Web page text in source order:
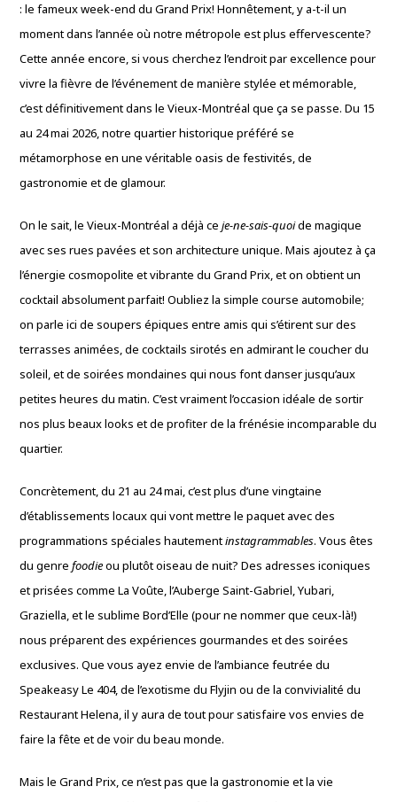
: le fameux week-end du Grand Prix! Honnêtement, y a-t-il un
moment dans l’année où notre métropole est plus effervescente?
Cette année encore, si vous cherchez l’endroit par excellence pour
vivre la fièvre de l’événement de manière stylée et mémorable,
c’est définitivement dans le Vieux-Montréal que ça se passe. Du 15
au 24 mai 2026, notre quartier historique préféré se
métamorphose en une véritable oasis de festivités, de
gastronomie et de glamour.
On le sait, le Vieux-Montréal a déjà ceje-ne-sais-quoide magique
avec ses rues pavées et son architecture unique. Mais ajoutez à ça
l’énergie cosmopolite et vibrante du Grand Prix, et on obtient un
cocktail absolument parfait! Oubliez la simple course automobile;
on parle ici de soupers épiques entre amis qui s’étirent sur des
terrasses animées, de cocktails sirotés en admirant le coucher du
soleil, et de soirées mondaines qui nous font danser jusqu’aux
petites heures du matin. C’est vraiment l’occasion idéale de sortir
nos plus beaux looks et de profiter de la frénésie incomparable du
quartier.
Concrètement, du 21 au 24 mai, c’est plus d’une vingtaine
d’établissements locaux qui vont mettre le paquet avec des
programmations spéciales hautementinstagrammables. Vous êtes
du genrefoodieou plutôt oiseau de nuit? Des adresses iconiques
et prisées comme La Voûte, l’Auberge Saint-Gabriel, Yubari,
Graziella, et le sublime Bord’Elle (pour ne nommer que ceux-là!)
nous préparent des expériences gourmandes et des soirées
exclusives. Que vous ayez envie de l’ambiance feutrée du
Speakeasy Le 404, de l’exotisme du Flyjin ou de la convivialité du
Restaurant Helena, il y aura de tout pour satisfaire vos envies de
faire la fête et de voir du beau monde.
Mais le Grand Prix, ce n’est pas que la gastronomie et la vie